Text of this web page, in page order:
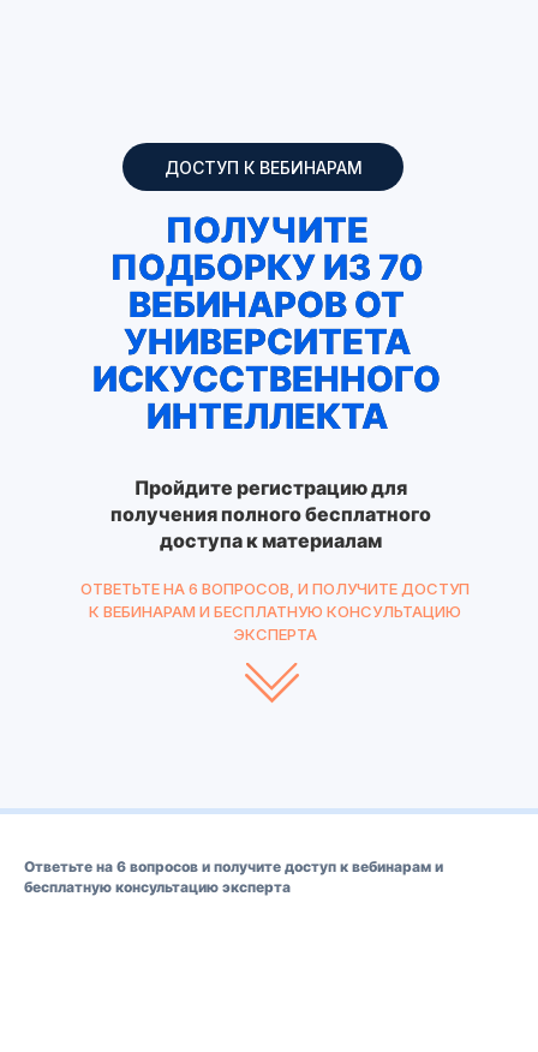
ОТВЕТЬТЕ НА 6 ВОПРОСОВ, И ПОЛУЧИТЕ ДОСТУП
К ВЕБИНАРАМ И БЕСПЛАТНУЮ КОНСУЛЬТАЦИЮ
ЭКСПЕРТА
ПОЛУЧИТЕ
ПОДБОРКУ ИЗ 70
ВЕБИНАРОВ ОТ
УНИВЕРСИТЕТА
ИСКУССТВЕННОГО
ИНТЕЛЛЕКТА
Пройдите регистрацию для
получения полного бесплатного
доступа к материалам
ДОСТУП К ВЕБИНАРАМ
Ответьте на 6 вопросов и получите доступ к вебинарам и
бесплатную консультацию эксперта